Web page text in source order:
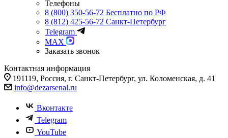
Телефоны
8 (800) 350-56-72 Бесплатно по РФ
8 (812) 425-56-72 Санкт-Петербург
Telegram
MAX
Заказать звонок
Контактная информация
191119, Россия, г. Санкт-Петербург, ул. Коломенская, д. 41
info@dezarsenal.ru
Вконтакте
Telegram
YouTube